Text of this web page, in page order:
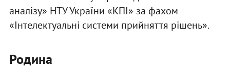
аналізу» НТУ України «КПІ» за фахом
«Інтелектуальні системи прийняття рішень».
Родина